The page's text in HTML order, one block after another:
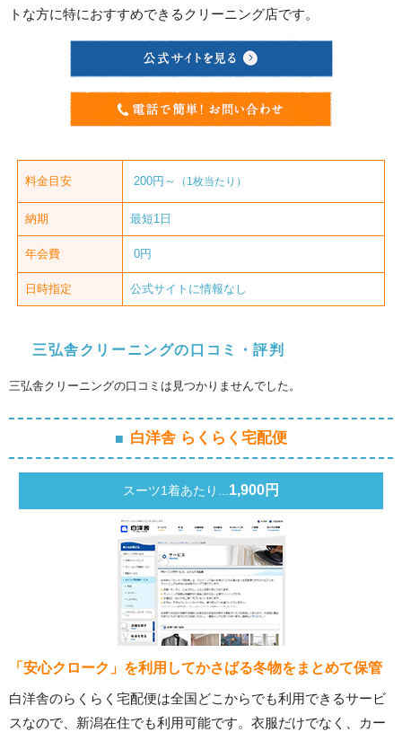
トな方に特におすすめできるクリーニング店です。
料金目安 200円～ （1枚当たり）
納期 最短1日
年会費 0円
日時指定 公式サイトに情報なし
三弘舎クリーニングの口コミ・評判
三弘舎クリーニングの口コミは見つかりませんでした。
白洋舎 らくらく宅配便
スーツ1着あたり...1,900円
「安心クローク」を利用してかさばる冬物をまとめて保管
白洋舎のらくらく宅配便は全国どこからでも利用できるサービ
スなので、新潟在住でも利用可能です。衣服だけでなく、カー